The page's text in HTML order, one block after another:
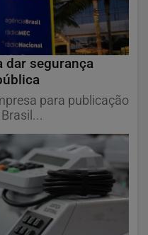
dar segurança
para publicação